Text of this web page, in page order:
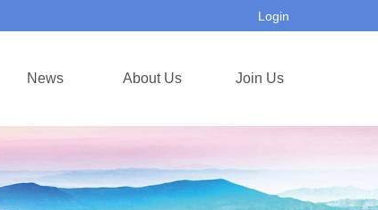
Login
News About Us Join Us